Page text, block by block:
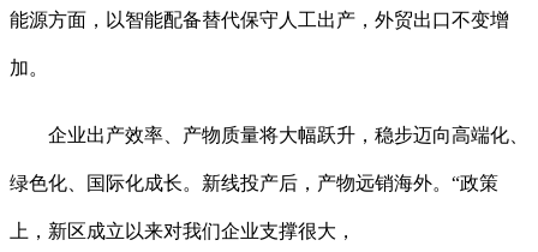
能源方面，以智能配备替代保守人工出产，外贸出口不变增
加。
企业出产效率、产物质量将大幅跃升，稳步迈向高端化、
绿色化、国际化成长。新线投产后，产物远销海外。“政策
上，新区成立以来对我们企业支撑很大，